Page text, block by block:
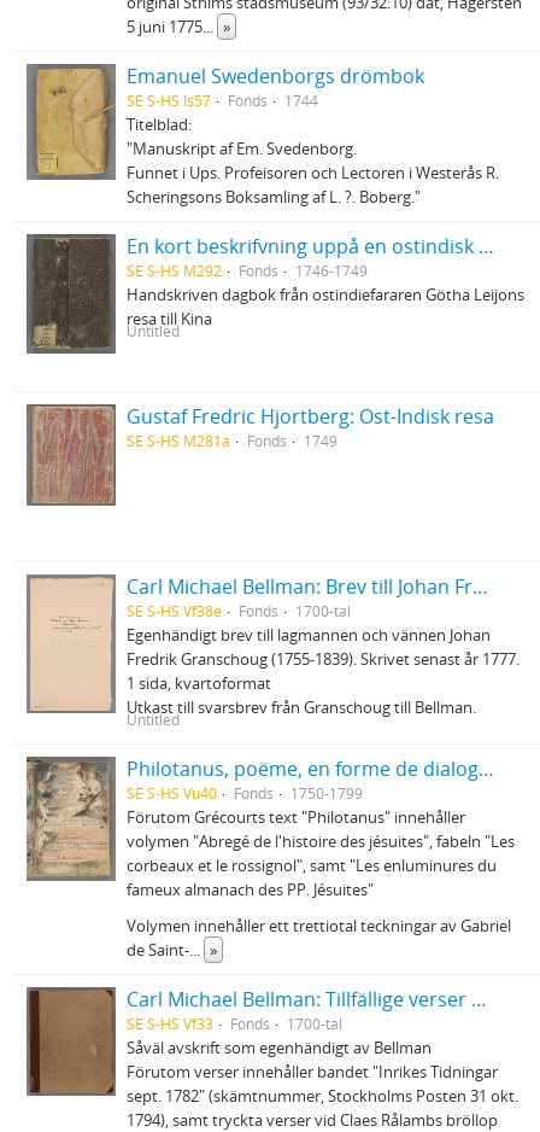
5 juni 1775... »
Emanuel Swedenborgs drömbok
SE S-HS Is57 Fonds 1744
Titelblad:
"Manuskript af Em. Svedenborg.
Funnet i Ups. Profeisoren och Lectoren i Westerås R.
Scheringsons Boksamling af L. ?. Boberg."
En kort beskrifvning uppå en ostindisk resa till Canton uthi Chinah - förrättat af Carl Fredrich von Schantz ifrån åhr 1746 till åhr 1749
SE S-HS M292 Fonds 1746-1749
Handskriven dagbok från ostindiefararen Götha Leijons
resa till Kina
Untitled
Gustaf Fredric Hjortberg: Ost-Indisk resa
SE S-HS M281a Fonds 1749
Carl Michael Bellman: Brev till Johan Fredrik Granschoug
SE S-HS Vf38e Fonds 1700-tal
Egenhändigt brev till lagmannen och vännen Johan
Fredrik Granschoug (1755-1839). Skrivet senast år 1777.
1 sida, kvartoformat
Utkast till svarsbrev från Granschoug till Bellman.
Untitled
Philotanus, poëme, en forme de dialogue, ou l'histoire de la constitution unigenitus
SE S-HS Vu40 Fonds 1750-1799
Förutom Grécourts text "Philotanus" innehåller
volymen "Abregé de l'histoire des jésuites", fabeln "Les
corbeaux et le rossignol", samt "Les enluminures du
fameux almanach des PP. Jésuites"
Volymen innehåller ett trettiotal teckningar av Gabriel
de Saint-... »
Carl Michael Bellman: Tillfällige verser och rim skrifne och hopsamlade innom ett hus, där Auctor finner sig älskad och wälkommen
SE S-HS Vf33 Fonds 1700-tal
Såväl avskrift som egenhändigt av Bellman
Förutom verser innehåller bandet "Inrikes Tidningar
sept. 1782" (skämtnummer, Stockholms Posten 31 okt.
1794), samt tryckta verser vid Claes Rålambs bröllop